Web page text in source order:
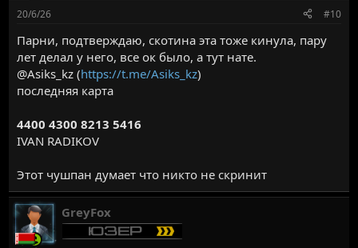
20/6/26 #10
Парни, подтверждаю, скотина эта тоже кинула, пару
лет делал у него, все ок было, а тут нате.
@Asiks_kz (https://t.me/Asiks_kz)
последняя карта
4400 4300 8213 5416
IVAN RADIKOV
Этот чушпан думает что никто не скринит
GreyFox